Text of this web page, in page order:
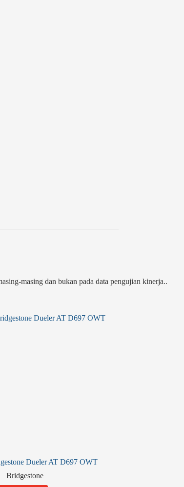
masing dan bukan pada data pengujian kinerja..
Dueler AT D697 OWT
Bridgestone